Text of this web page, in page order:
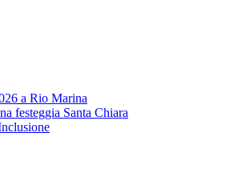
a Rio Marina
festeggia Santa Chiara